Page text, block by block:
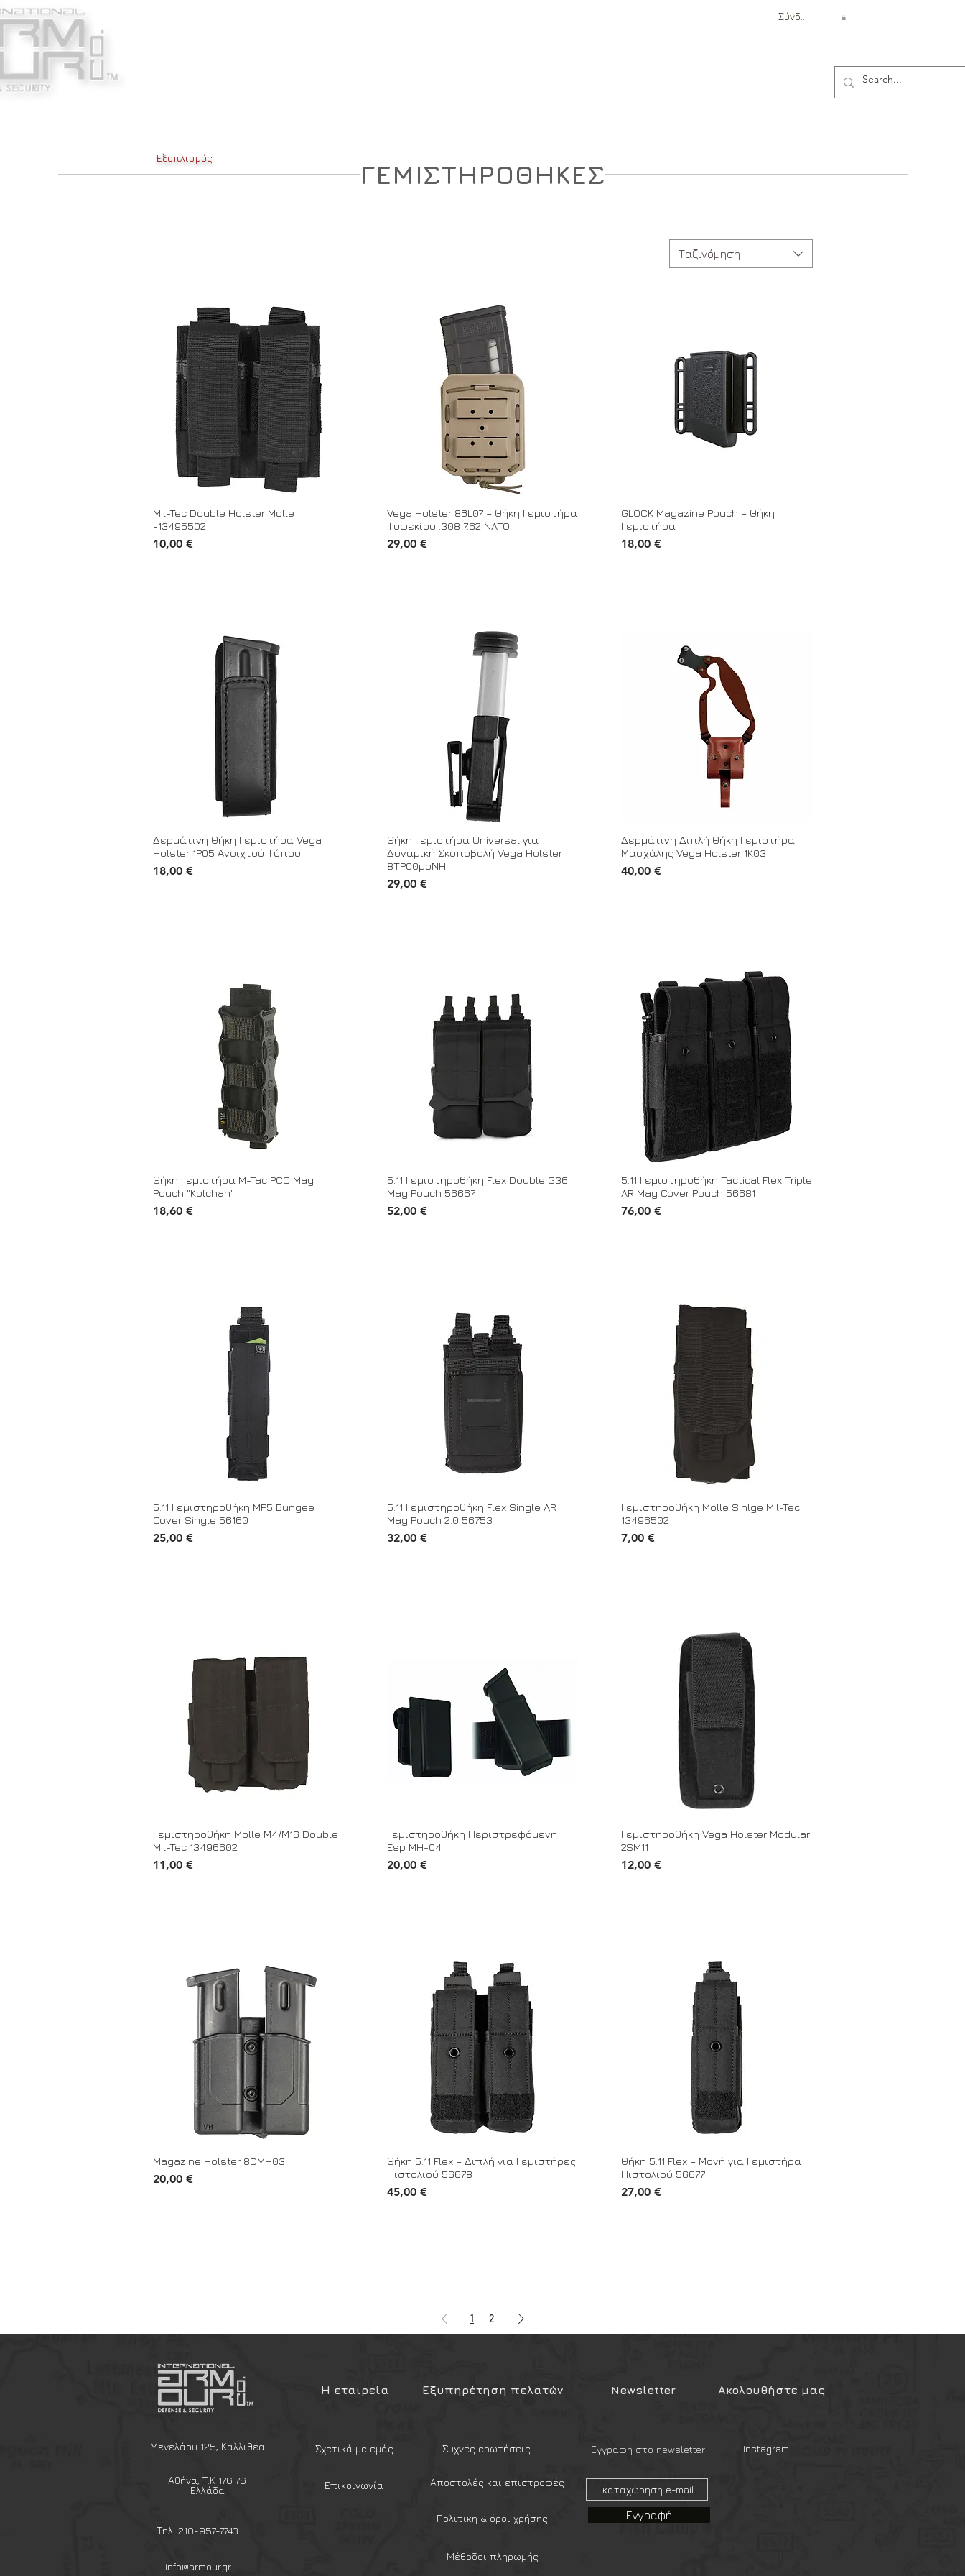
Σύνδεση
ΓΕΜΙΣΤΗΡΟΘΗΚΕΣ
Εξοπλισμός
Ταξινόμηση
Mil-Tec Double Holster Molle
-13495502
Τιμή
10,00 €
Vega Holster 8BL07 – Θήκη Γεμιστήρα
Τυφεκίου .308 7.62 NATO
Τιμή
29,00 €
GLOCK Magazine Pouch – Θήκη
Γεμιστήρα
Τιμή
18,00 €
Δερμάτινη Θήκη Γεμιστήρα Vega
Holster 1P05 Ανοιχτού Τύπου
Τιμή
18,00 €
Θήκη Γεμιστήρα Universal για
Δυναμική Σκοποβολή Vega Holster
8TP00μοΝΗ
Τιμή
29,00 €
Δερμάτινη Διπλή Θήκη Γεμιστήρα
Μασχάλης Vega Holster 1K03
Τιμή
40,00 €
Θήκη Γεμιστήρα M-Tac PCC Mag
Pouch "Kolchan"
Τιμή
18,60 €
5.11 Γεμιστηροθήκη Flex Double G36
Mag Pouch 56667
Τιμή
52,00 €
5.11 Γεμιστηροθήκη Tactical Flex Triple
AR Mag Cover Pouch 56681
Τιμή
76,00 €
5.11 Γεμιστηροθήκη MP5 Bungee
Cover Single 56160
Τιμή
25,00 €
5.11 Γεμιστηροθήκη Flex Single AR
Mag Pouch 2.0 56753
Τιμή
32,00 €
Γεμιστηροθήκη Molle Sinlge Mil-Tec
13496502
Τιμή
7,00 €
Γεμιστηροθήκη Molle Μ4/Μ16 Double
Mil-Tec 13496602
Τιμή
11,00 €
Γεμιστηροθήκη Περιστρεφόμενη
Esp MH-04
Τιμή
20,00 €
Γεμιστηροθήκη Vega Holster Modular
2SM11
Τιμή
12,00 €
Magazine Holster 8DMH03
Τιμή
20,00 €
Θήκη 5.11 Flex – Διπλή για Γεμιστήρες
Πιστολιού 56678
Τιμή
45,00 €
Θήκη 5.11 Flex – Μονή για Γεμιστήρα
Πιστολιού 56677
Τιμή
27,00 €
1 2
Η εταιρεία Εξυπηρέτηση πελατών Newsletter Ακολουθήστε μας
Μενελάου 125, Καλλιθέα
Αθήνα, Τ.Κ 176 76
Ελλάδα
Τηλ: 210-957-7743
info@armour.gr
Σχετικά με εμάς
Επικοινωνία
Συχνές ερωτήσεις
Αποστολές και επιστροφές
Πολιτική & όροι χρήσης
Μέθοδοι πληρωμής
Εγγραφή στο newsletter
Εγγραφή
Instagram